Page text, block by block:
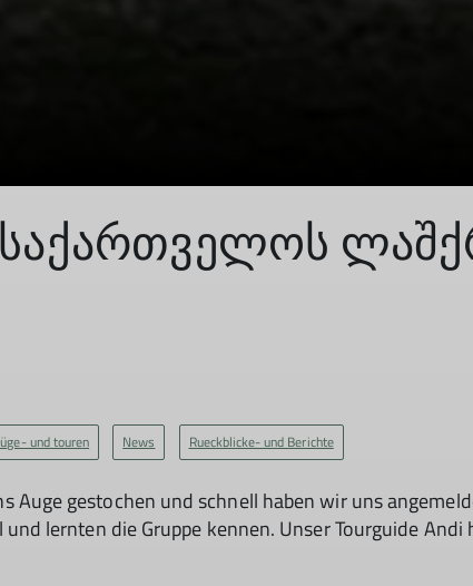
საქართველოს
und touren News Rueckblicke- und Berichte
Auge gestochen und schnell haben wir uns
lernten die Gruppe kennen. Unser Tourguide